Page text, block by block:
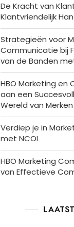
De Kracht van
Klantvriendelijk
Strategieën voor
Communicatie bij
van de Banden
HBO Marketing en
aan een
Wereld van Merken
Verdiep je in
met NCOI
HBO Marketing
van Effectieve